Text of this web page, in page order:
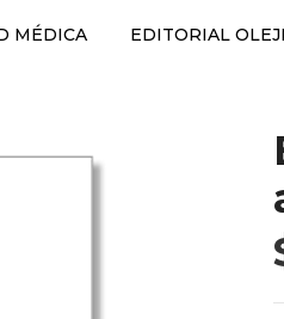
MÉDICA EDITORIAL